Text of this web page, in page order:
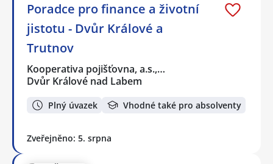
Poradce pro finance a životní
jistotu - Dvůr Králové a
Trutnov
Kooperativa pojišťovna, a.s.,…
Dvůr Králové nad Labem
Plný úvazek Vhodné také pro absolventy
Zveřejněno: 5. srpna